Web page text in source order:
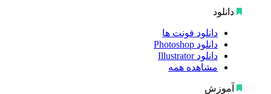
دانلود
دانلود فونت ها
دانلود Photoshop
دانلود Illustrator
مشاهده همه
آموزش